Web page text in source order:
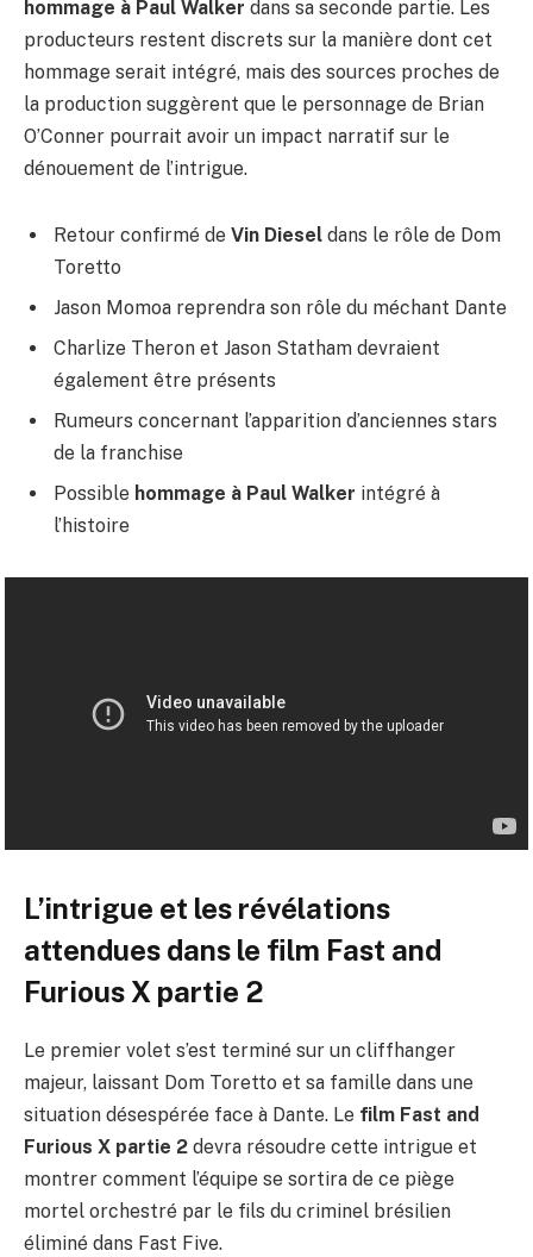
hommage à Paul Walker dans sa seconde partie. Les
producteurs restent discrets sur la manière dont cet
hommage serait intégré, mais des sources proches de
la production suggèrent que le personnage de Brian
O’Conner pourrait avoir un impact narratif sur le
dénouement de l’intrigue.
Retour confirmé de Vin Diesel dans le rôle de Dom
Toretto
Jason Momoa reprendra son rôle du méchant Dante
Charlize Theron et Jason Statham devraient
également être présents
Rumeurs concernant l’apparition d’anciennes stars
de la franchise
Possible hommage à Paul Walker intégré à
l’histoire
L’intrigue et les révélations
attendues dans le film Fast and
Furious X partie 2
Le premier volet s’est terminé sur un cliffhanger
majeur, laissant Dom Toretto et sa famille dans une
situation désespérée face à Dante. Le film Fast and
Furious X partie 2 devra résoudre cette intrigue et
montrer comment l’équipe se sortira de ce piège
mortel orchestré par le fils du criminel brésilien
éliminé dans Fast Five.